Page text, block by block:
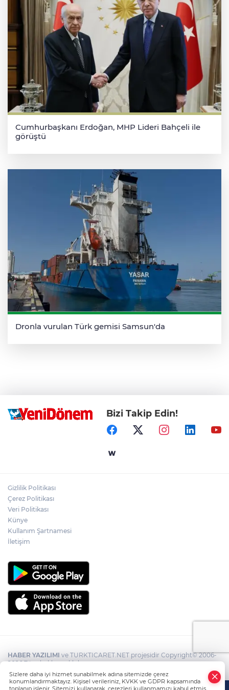
Cumhurbaşkanı Erdoğan, MHP Lideri Bahçeli ile
görüştü
Dronla vurulan Türk gemisi Samsun'da
Bizi Takip Edin!
Gizlilik Politikası
Çerez Politikası
Veri Politikası
Künye
Kullanım Şartnamesi
İletişim
HABER YAZILIMI ve TURKTICARET.NET projesidir Copyright© 2006-
2026 Tüm hakları saklıdır.
Sizlere daha iyi hizmet sunabilmek adına sitemizde çerez
konumlandırmaktayız. Kişisel verileriniz, KVKK ve GDPR kapsamında
toplanıp işlenir. Sitemizi kullanarak, çerezleri kullanmamızı kabul etmiş